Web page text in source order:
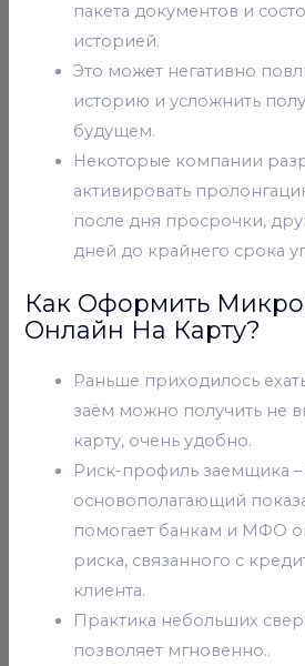
пакета документов и
историей.
Это может негативно
историю и усложнить
будущем.
Некоторые компании
активировать
после дня просрочки,
дней до крайнего срока
Как Оформить
Онлайн На Карту?
Раньше приходилось
заём можно получить не
карту, очень удобно.
Риск-профиль заемщика –
основополагающий
помогает банкам и МФО
риска, связанного с
клиента.
Практика небольших
позволяет мгновенно..